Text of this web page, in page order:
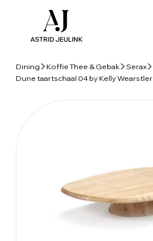
Dining Koffie Thee & Gebak
Serax
Dune taartschaal 04 by Kelly Wearstler